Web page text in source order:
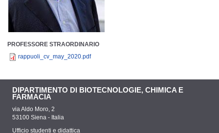
PROFESSORE STRAORDINARIO
rappuoli_cv_may_2020.pdf
DIPARTIMENTO DI BIOTECNOLOGIE, CHIMICA E
FARMACIA
via Aldo Moro, 2
53100 Siena - Italia
Ufficio studenti e didattica